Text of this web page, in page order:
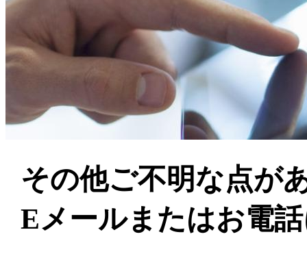
その他ご不明な点が
Eメールまたはお電